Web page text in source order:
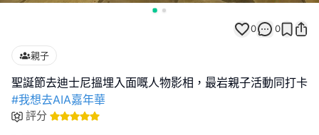
0 0
親子
#我想去AIA嘉年華
評分